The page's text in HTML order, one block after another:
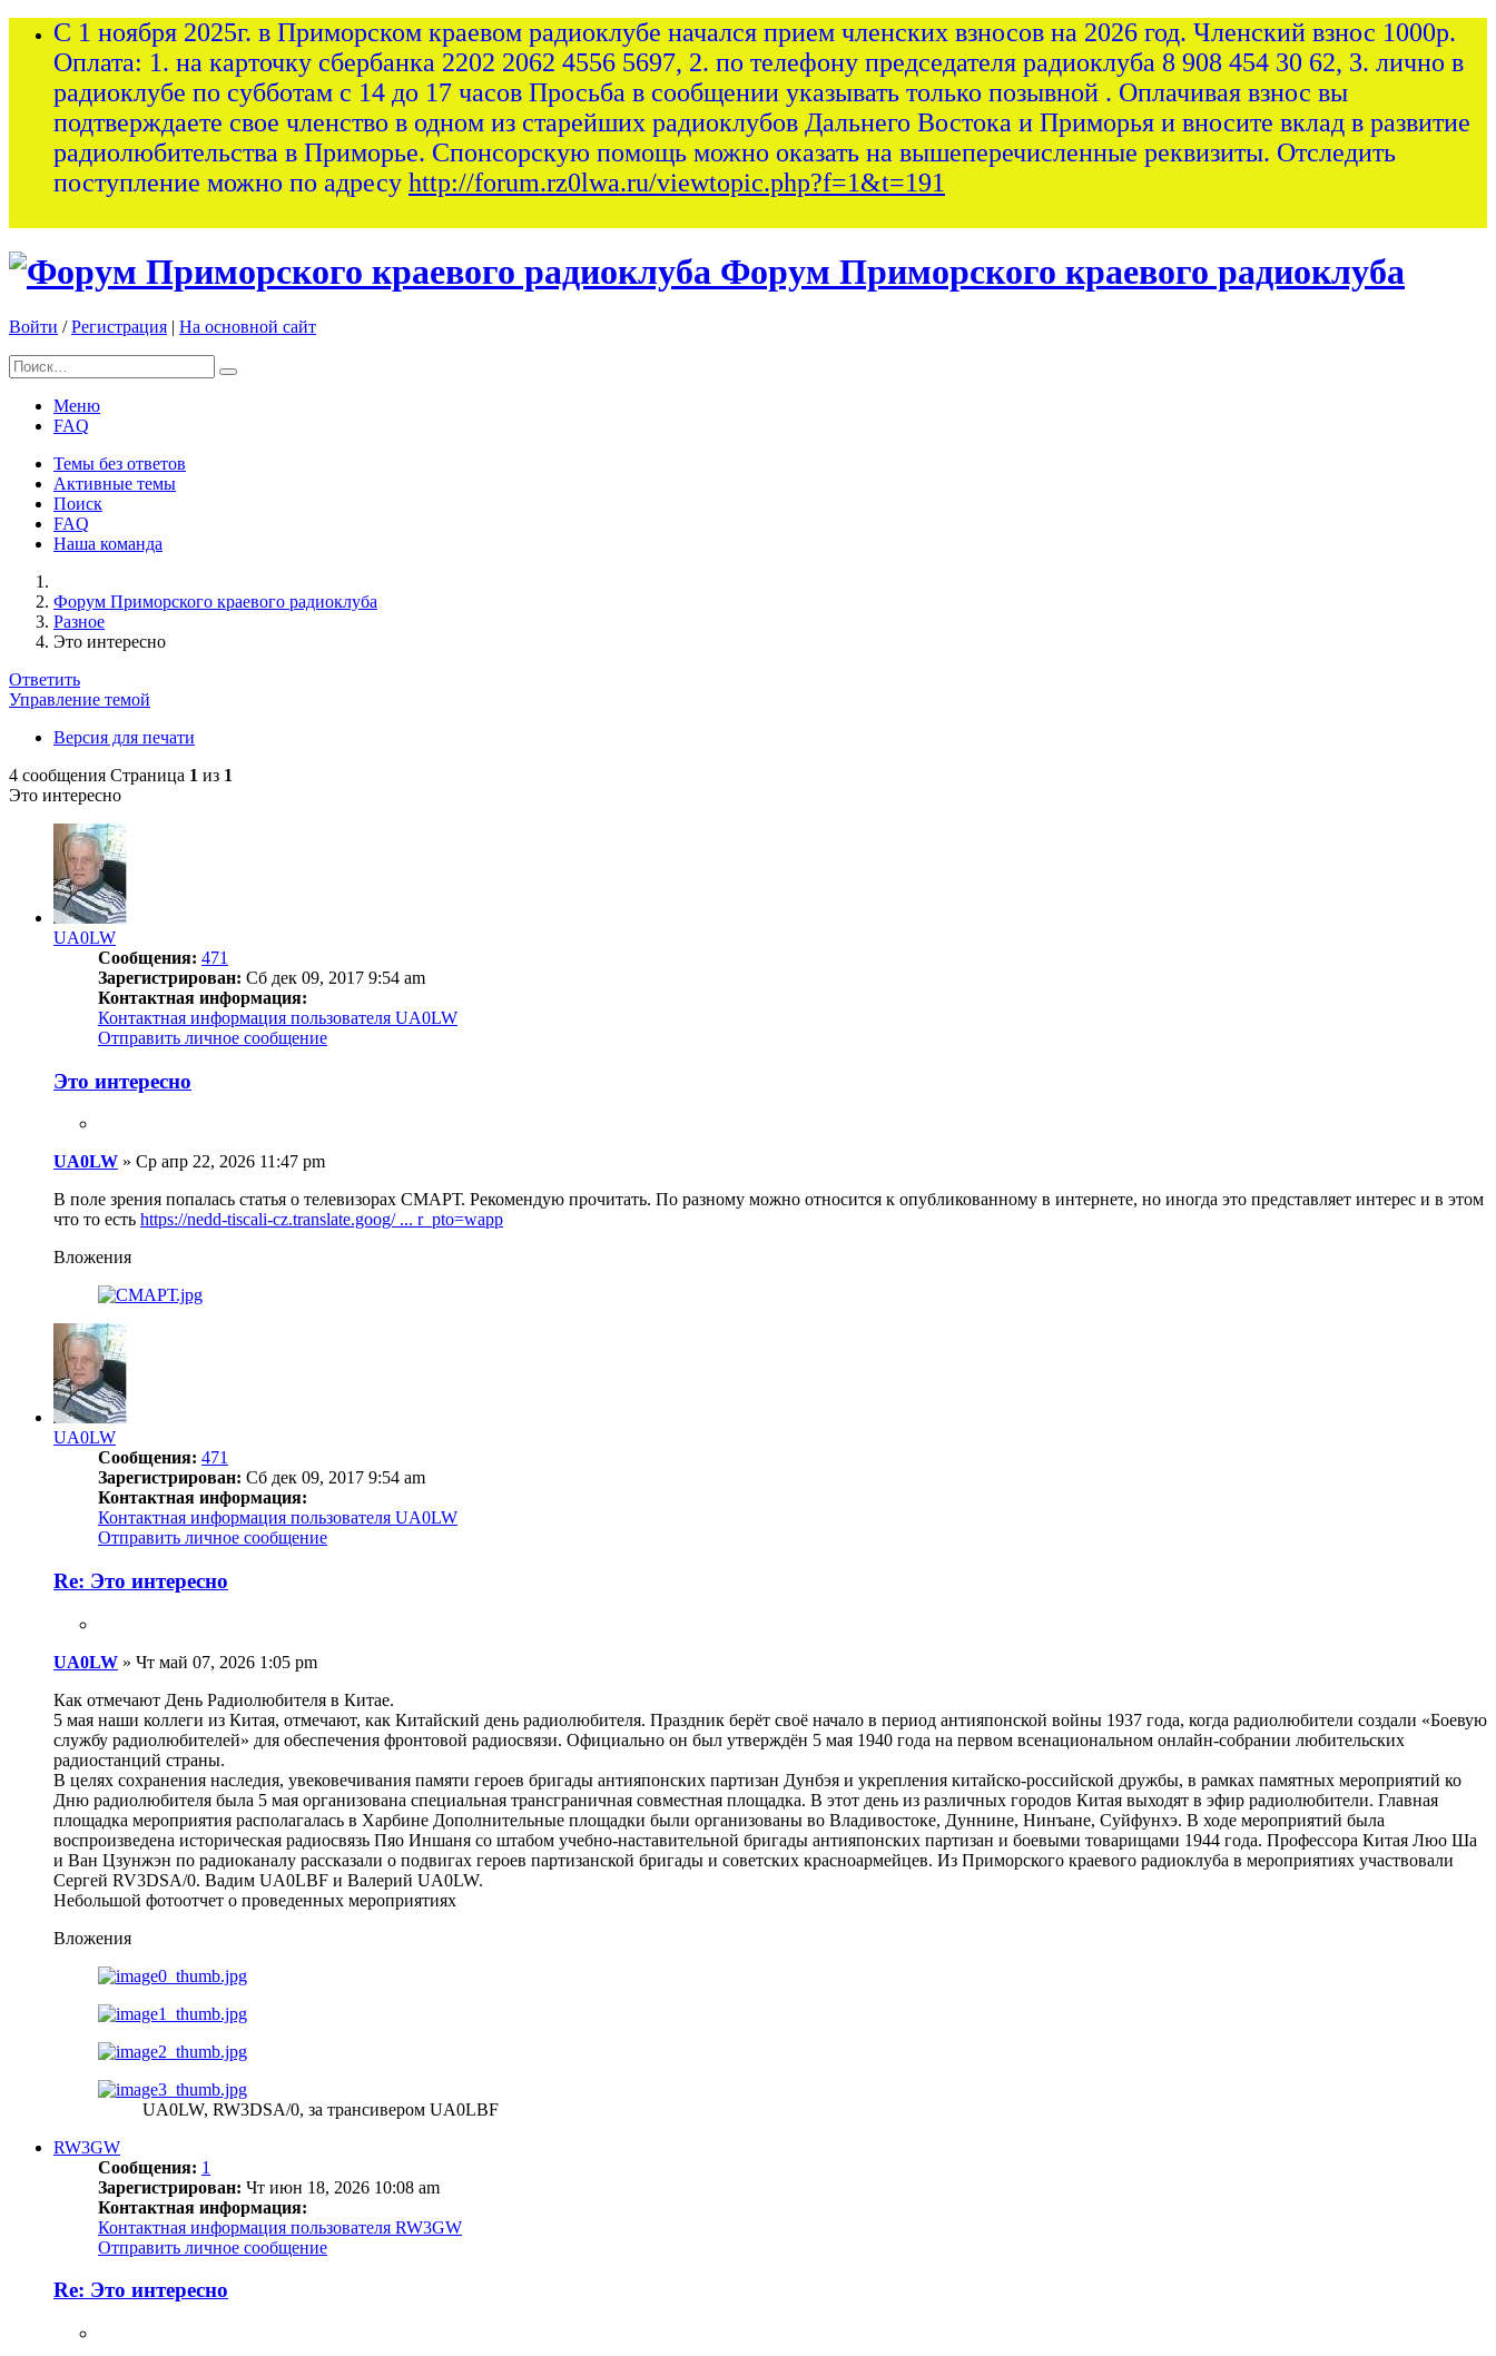
С 1 ноября 2025г. в Приморском краевом радиоклубе начался прием членских взносов на 2026 год. Членский взнос 1000р.
Оплата: 1. на карточку сбербанка 2202 2062 4556 5697, 2. по телефону председателя радиоклуба 8 908 454 30 62, 3. лично в
радиоклубе по субботам с 14 до 17 часов Просьба в сообщении указывать только позывной . Оплачивая взнос вы
подтверждаете свое членство в одном из старейших радиоклубов Дальнего Востока и Приморья и вносите вклад в развитие
радиолюбительства в Приморье. Спонсорскую помощь можно оказать на вышеперечисленные реквизиты. Отследить
поступление можно по адресу http://forum.rz0lwa.ru/viewtopic.php?f=1&t=191
Форум Приморского краевого радиоклуба
Войти /Регистрация | На основной сайт
Меню
FAQ
Темы без ответов
Активные темы
Поиск
FAQ
Наша команда
Форум Приморского краевого радиоклуба
Разное
Это интересно
Ответить
Управление темой
Версия для печати
4 сообщения Страница 1 из 1
Это интересно
UA0LW
Сообщения: 471
Зарегистрирован: Сб дек 09, 2017 9:54 am
Контактная информация:
Контактная информация пользователя UA0LW
Отправить личное сообщение
Это интересно
UA0LW » Ср апр 22, 2026 11:47 pm
В поле зрения попалась статья о телевизорах СМАРТ. Рекомендую прочитать. По разному можно относится к опубликованному в интернете, но иногда это представляет интерес и в этом
что то есть https://nedd-tiscali-cz.translate.goog/ ... r_pto=wapp
Вложения
UA0LW
Сообщения: 471
Зарегистрирован: Сб дек 09, 2017 9:54 am
Контактная информация:
Контактная информация пользователя UA0LW
Отправить личное сообщение
Re: Это интересно
UA0LW » Чт май 07, 2026 1:05 pm
Как отмечают День Радиолюбителя в Китае.
5 мая наши коллеги из Китая, отмечают, как Китайский день радиолюбителя. Праздник берёт своё начало в период антияпонской войны 1937 года, когда радиолюбители создали «Боевую
службу радиолюбителей» для обеспечения фронтовой радиосвязи. Официально он был утверждён 5 мая 1940 года на первом всенациональном онлайн-собрании любительских
радиостанций страны.
В целях сохранения наследия, увековечивания памяти героев бригады антияпонских партизан Дунбэя и укрепления китайско-российской дружбы, в рамках памятных мероприятий ко
Дню радиолюбителя была 5 мая организована специальная трансграничная совместная площадка. В этот день из различных городов Китая выходят в эфир радиолюбители. Главная
площадка мероприятия располагалась в Харбине Дополнительные площадки были организованы во Владивостоке, Дуннине, Нинъане, Суйфунхэ. В ходе мероприятий была
воспроизведена историческая радиосвязь Пяо Иншаня со штабом учебно-наставительной бригады антияпонских партизан и боевыми товарищами 1944 года. Профессора Китая Люо Ша
и Ван Цзунжэн по радиоканалу рассказали о подвигах героев партизанской бригады и советских красноармейцев. Из Приморского краевого радиоклуба в мероприятиях участвовали
Сергей RV3DSA/0. Вадим UA0LBF и Валерий UA0LW.
Небольшой фотоотчет о проведенных мероприятиях
Вложения
UA0LW, RW3DSA/0, за трансивером UA0LBF
RW3GW
Сообщения: 1
Зарегистрирован: Чт июн 18, 2026 10:08 am
Контактная информация:
Контактная информация пользователя RW3GW
Отправить личное сообщение
Re: Это интересно